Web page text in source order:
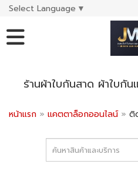
Select Language ▼
ร้านผ้าใบกันสาด ผ้าใบกั
หน้าแรก » แคตตาล็อกออนไลน์ » ติ